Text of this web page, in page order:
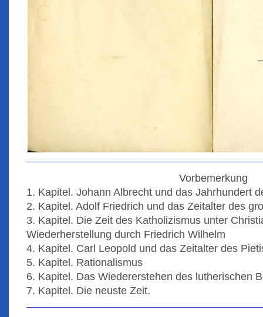
Vorbemerkung
1. Kapitel. Johann Albrecht und das Jahrhundert
2. Kapitel. Adolf Friedrich und das Zeitalter des
3. Kapitel. Die Zeit des Katholizismus unter
Wiederherstellung durch Friedrich Wilhelm
4. Kapitel. Carl Leopold und das Zeitalter des
5. Kapitel. Rationalismus
6. Kapitel. Das Wiedererstehen des lutherischen
7. Kapitel. Die neuste Zeit.